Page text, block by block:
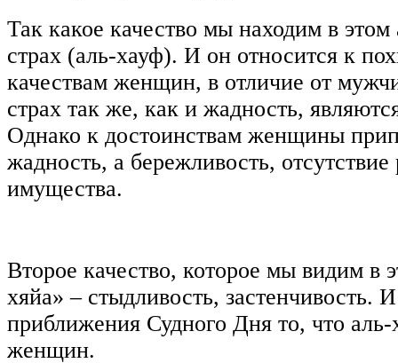
Так какое качество мы находим в этом
страх (аль-хауф). И он относится к
качествам женщин, в отличие от
страх так же, как и жадность,
Однако к достоинствам женщины
жадность, а бережливость, отсутствие
имущества.
Второе качество, которое мы видим в
хяйа» ‒ стыдливость, застенчивость.
приближения Судного Дня то, что аль-
женщин.